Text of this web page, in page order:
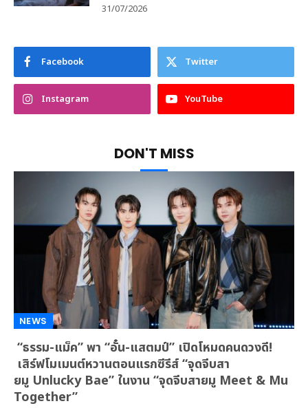
31/07/2026
Facebook Twitter
Instagram YouTube
DON'T MISS
NEWS
“ธรรม-แม็ค” พา “อั๋น-แสตมป์” เปิดโหมดคนดวงดี!
เสิร์ฟโมเมนต์หวานตอนแรกซีรีส์ “จุดจีบสา
ยมู Unlucky Bae” ในงาน “จุดจีบสายมู Meet & Mu
Together”